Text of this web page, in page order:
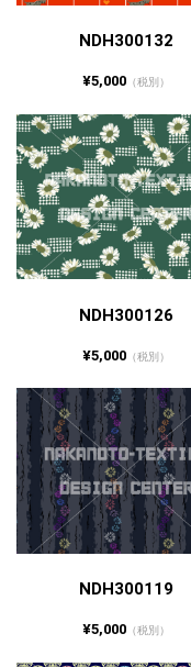
NDH300132
¥5,000 （税別）
NDH300126
¥5,000 （税別）
NDH300119
¥5,000 （税別）